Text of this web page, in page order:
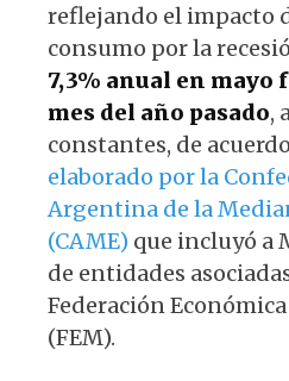
reflejando el impacto
consumo por la
7,3% anual en mayo
mes del año pasado,
constantes, de
elaborado por la
Argentina de la
(CAME) que incluyó a
de entidades
Federación
(FEM).